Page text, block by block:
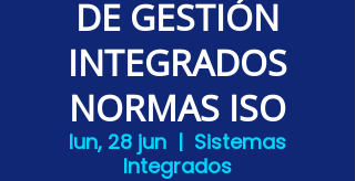
DE GESTIÓN
INTEGRADOS
NORMAS ISO
lun, 28 jun
  |
Sistemas
Integrados